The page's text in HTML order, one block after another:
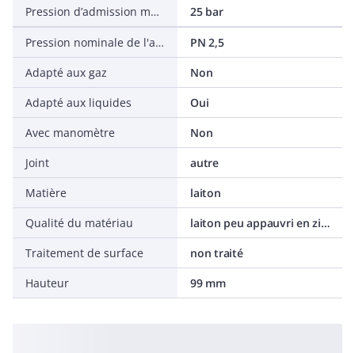
Pression d’admission max. 25 bar
Pression nominale de l'article
PN 2,5
Adapté aux gaz
Non
Adapté aux liquides
Oui
Avec manomètre
Non
Joint
autre
Matière
laiton
Qualité du matériau
laiton peu appauvri en zinc
Traitement de surface
non traité
Hauteur
99 mm